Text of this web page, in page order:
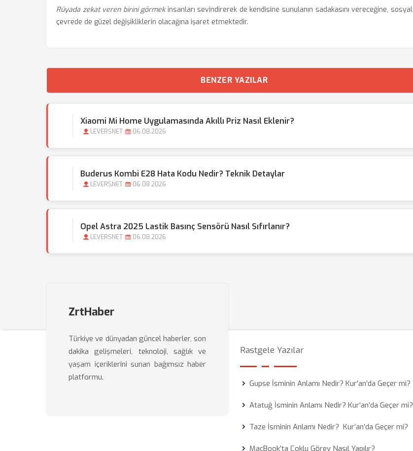
Rüyada zekat veren birini görmekinsanları sevindirerek de kendisine sunulanın sadakasını vereceğine, sosyal
çevrede de güzel değişikliklerin olacağına işaret etmektedir.
BENZER YAZILAR
Xiaomi Mi Home Uygulamasında Akıllı Priz Nasıl Eklenir?
LEVERSNET 06.08.2026
Buderus Kombi E28 Hata Kodu Nedir? Teknik Detaylar
LEVERSNET 06.08.2026
Opel Astra 2025 Lastik Basınç Sensörü Nasıl Sıfırlanır?
LEVERSNET 06.08.2026
ZrtHaber
Türkiye ve dünyadan güncel haberler, son
dakika gelişmeleri, teknoloji, sağlık ve
yaşam içeriklerini sunan bağımsız haber
platformu.
Rastgele Yazılar
Gupse İsminin Anlamı Nedir? Kur’an’da Geçer mi?
Atatuğ İsminin Anlamı Nedir? Kur’an’da Geçer mi?
Taze İsminin Anlamı Nedir? Kur’an’da Geçer mi?
MacBook’ta Çoklu Görev Nasıl Yapılır?